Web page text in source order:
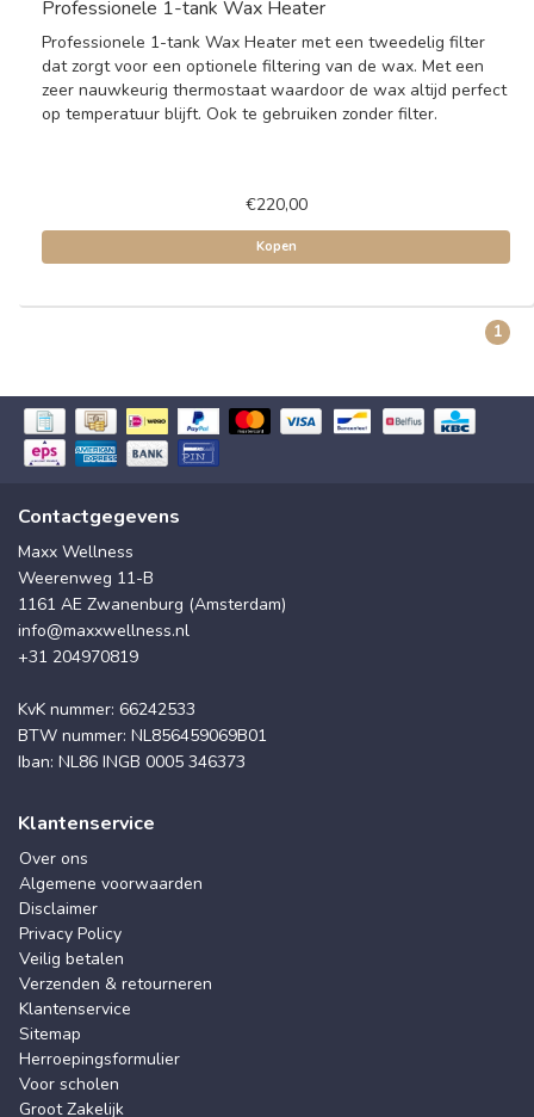
Professionele 1-tank Wax Heater
Professionele 1-tank Wax Heater met een tweedelig filter
dat zorgt voor een optionele filtering van de wax. Met een
zeer nauwkeurig thermostaat waardoor de wax altijd perfect
op temperatuur blijft. Ook te gebruiken zonder filter.
€220,00
Kopen
1
Contactgegevens
Maxx Wellness
Weerenweg 11-B
1161 AE Zwanenburg (Amsterdam)
info@maxxwellness.nl
+31 204970819
KvK nummer: 66242533
BTW nummer: NL856459069B01
Iban: NL86 INGB 0005 346373
Klantenservice
Over ons
Algemene voorwaarden
Disclaimer
Privacy Policy
Veilig betalen
Verzenden & retourneren
Klantenservice
Sitemap
Herroepingsformulier
Voor scholen
Groot Zakelijk